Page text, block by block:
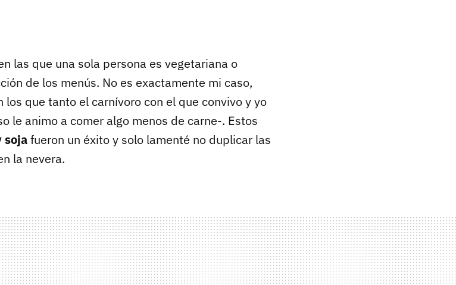
las que una sola persona es vegetariana o
de los menús. No es exactamente mi caso,
los que tanto el carnívoro con el que convivo y yo
le animo a comer algo menos de carne-. Estos
sojafueron un éxito y solo lamenté no duplicar las
la nevera.